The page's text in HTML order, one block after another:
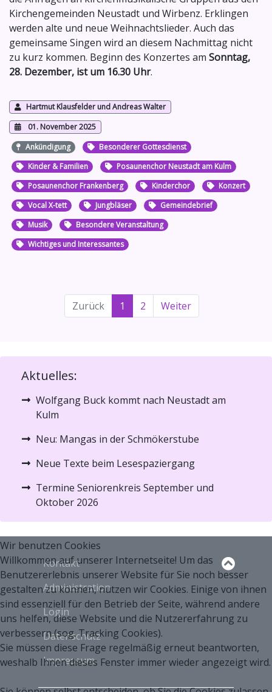
Kirchengemeinden Neustadt und Wirbenz. Erklingen
werden alte und neue Weihnachtslieder. Auch das
gemeinsame Singen wird an diesem Nachmittag nicht
zu kurz kommen. Beginn des Konzertes am Sonntag,
28. Dezember, ist um 16.30 Uhr.
Hartmut Klausfelder und Andreas Walter
01. November 2025
Ankündigung
Besonderer Gottesdienst
Kinder & Familien
Posaunenchor Neustadt am Kulm
Posaunenchor Frankenberg
Kinderchor
Konzert
Vocal X-tett
Jungbläser
Gemeindebrief
Musik
Besondere Veranstaltung
Wichtiges und Interessantes
Zurück 1 2 Weiter
Aktuelles:
Wolfgang Buck kommt nach Neustadt am
Kulm
Neu: Mangas in der Schmökerstube
Neue Texte beim Lesespaziergang
Termine Seniorenkreis September und
Oktober 2026
Kontakt
Administration
Login
Datenschutz
Impressum
Wir benutzen Cookies
Willkommen auf unserer Internetseite! Um das
Benutzererlebnis unserer Website für Sie noch besser
gestalten zu können, nutzen wir Cookies. Einige von ihnen
sind essenziell für den Betrieb der Seite, während andere
uns helfen, diese Website und die Nutzererfahrung zu
verbessern (sog. Tracking Cookies).
Sie müssen diese Frage regelmäßig erneut beantworten,
weshalb Ihnen dieses Fenster immer wieder angezeigt wird.